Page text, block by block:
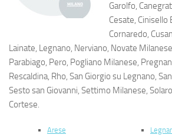
Garolfo,
Cesate, Cinisello
Cornaredo,
Lainate, Legnano, Nerviano, Novate
Parabiago, Pero, Pogliano Milanese,
Rescaldina, Rho, San Giorgio su Legnano,
Sesto san Giovanni, Settimo Milanese,
Cortese.
Arese